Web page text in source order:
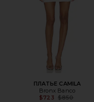
ПЛАТЬЕ CAMILA
Bronx Banco
$723 Previous price:
$850